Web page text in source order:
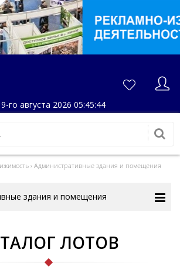
9-го августа 2026 05:45:45
› Административные здания и помещения
здания и помещения
ЛОТОВ